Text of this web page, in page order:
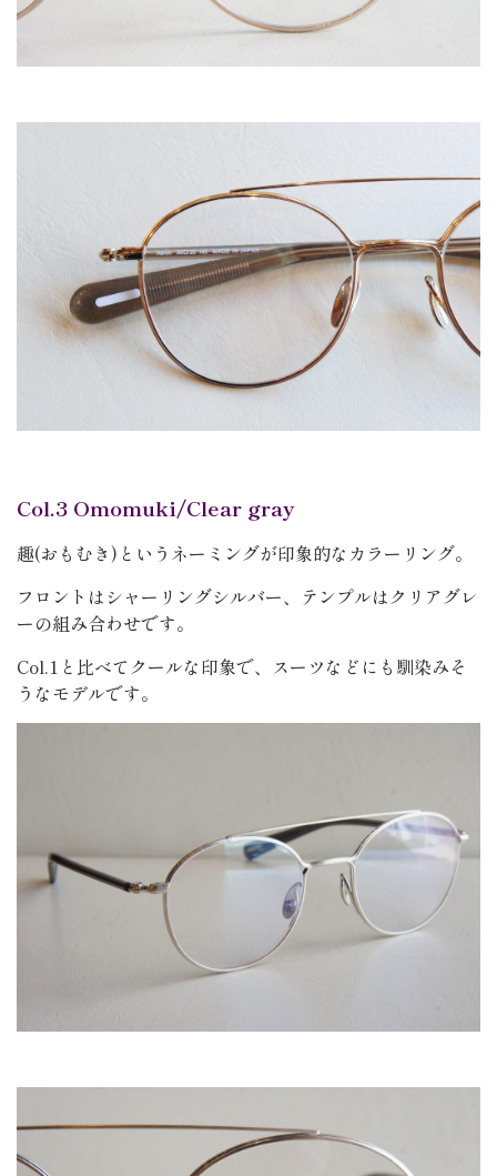
Col.3 Omomuki/Clear gray
趣(おもむき)というネーミングが印象的なカラーリング。
フロントはシャーリングシルバー、テンプルはクリアグレ
ーの組み合わせです。
Col.1と比べてクールな印象で、スーツなどにも馴染みそ
うなモデルです。